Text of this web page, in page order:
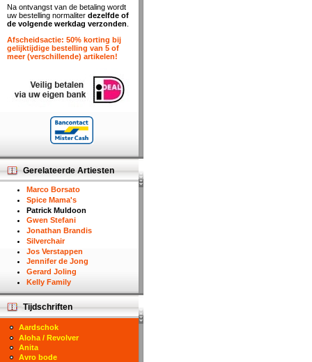
Na ontvangst van de betaling wordt
uw bestelling normaliter dezelfde of
de volgende werkdag verzonden
Afscheidsactie: 50% korting bij
gelijktijdige bestelling van 5 of
meer (verschillende) artikelen!
Gerelateerde Artiesten
Marco Borsato
Spice Mama's
Patrick Muldoon
Gwen Stefani
Jonathan Brandis
Silverchair
Jos Verstappen
Jennifer de Jong
Gerard Joling
Kelly Family
Tijdschriften
Aardschok
Aloha / Revolver
Anita
Avro bode